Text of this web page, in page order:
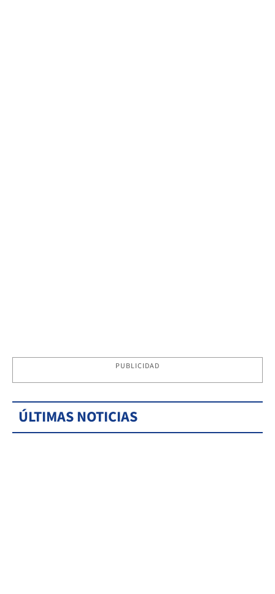
PUBLICIDAD
ÚLTIMAS NOTICIAS